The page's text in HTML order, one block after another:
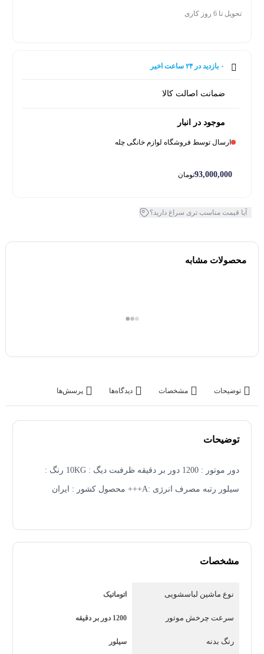
تحویل تا 6 روز کاری
۰ بازدید در ۲۴ ساعت اخیر
ضمانت اصالت کالا
موجود در انبار
ارسال توسط فروشگاه لوازم خانگی چله
93,000,000تومان
آیا قیمت مناسب تری سراغ دارید؟
محصولات مشابه
توضیحات مشخصات دیدگاه‌ها پرسش‌ها
توضیحات
دور موتور : 1200 دور بر دقیقه ظرفبت دیگ : 10KG رنگ :
سیلور رتبه مصرف انرژی :A+++ محصول کشور : ایران
ایکس ویژن است، که با عملکرد قوی، ویژگی‌های به‌روز و
مشخصات
نوع ماشین لباسشویی اتوماتیک
سرعت چرخش موتور 1200 دور بر دقیقه
رنگ بدنه سیلور